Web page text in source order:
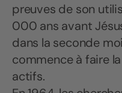
preuves de son
000 ans avant
dans la seconde
commence à faire
actifs.